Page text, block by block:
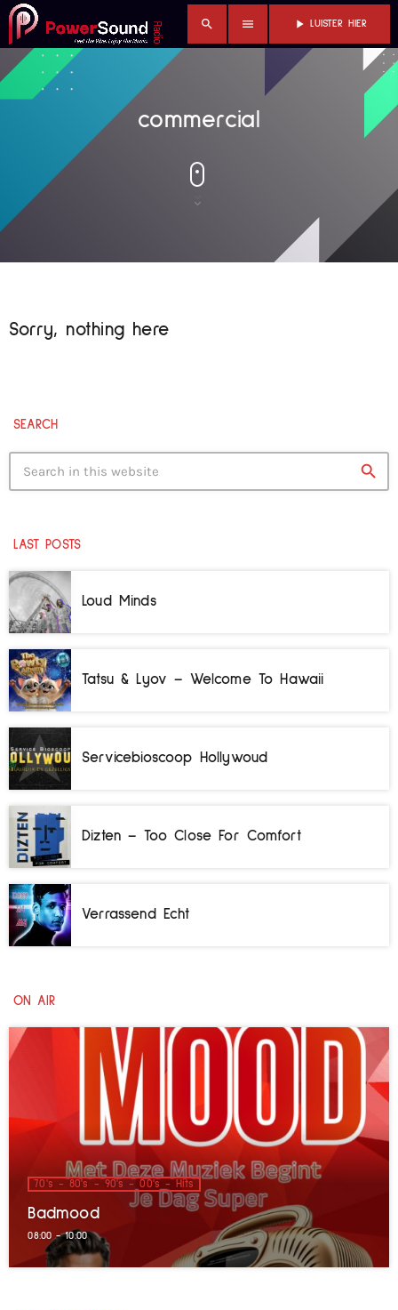
search menu play_arrow LUISTER HIER
commercial
Sorry, nothing here
SEARCH
search
LAST POSTS
Loud Minds
Tatsu & Lyov – Welcome To Hawaii
Servicebioscoop Hollywoud
Dizten – Too Close For Comfort
Verrassend Echt
ON AIR
70's - 80's - 90's - 00's - Hits
Badmood
08:00 - 10:00